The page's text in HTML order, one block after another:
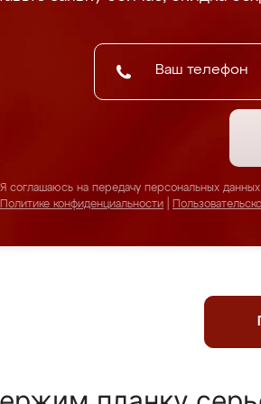
Я соглашаюсь на передачу персональных
Политике конфиденциальности